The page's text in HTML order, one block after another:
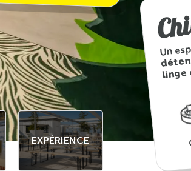
Un
linge
EXPÉRIENCE